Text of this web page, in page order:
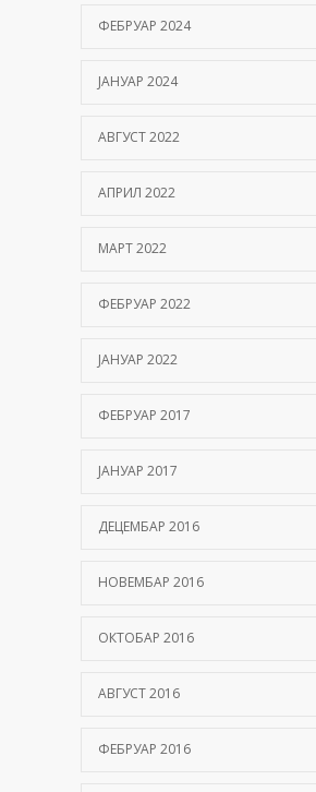
ФЕБРУАР 2024
ЈАНУАР 2024
АВГУСТ 2022
АПРИЛ 2022
МАРТ 2022
ФЕБРУАР 2022
ЈАНУАР 2022
ФЕБРУАР 2017
ЈАНУАР 2017
ДЕЦЕМБАР 2016
НОВЕМБАР 2016
ОКТОБАР 2016
АВГУСТ 2016
ФЕБРУАР 2016